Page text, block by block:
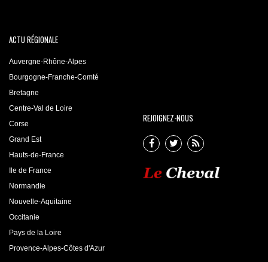
ACTU RÉGIONALE
Auvergne-Rhône-Alpes
Bourgogne-Franche-Comté
Bretagne
Centre-Val de Loire
Corse
Grand Est
Hauts-de-France
Ile de France
Normandie
Nouvelle-Aquitaine
Occitanie
Pays de la Loire
Provence-Alpes-Côtes d'Azur
REJOIGNEZ-NOUS